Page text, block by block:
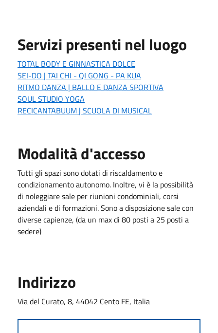
Servizi presenti nel luogo
TOTAL BODY E GINNASTICA DOLCE
SEI-DO | TAI CHI - QI GONG - PA KUA
RITMO DANZA | BALLO E DANZA SPORTIVA
SOUL STUDIO YOGA
RECICANTABUUM | SCUOLA DI MUSICAL
Modalità d'accesso
Tutti gli spazi sono dotati di riscaldamento e
condizionamento autonomo. Inoltre, vi è la possibilità
di noleggiaresale per riunioni condominiali, corsi
aziendali e di formazioni. Sono a disposizione sale con
diverse capienze, (da un max di 80 posti a 25 posti a
sedere)
Indirizzo
Via del Curato, 8, 44042 Cento FE, Italia